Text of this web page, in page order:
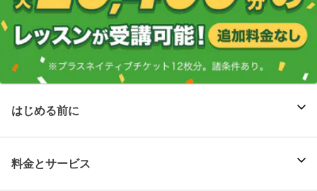
はじめる前に
料金とサービス